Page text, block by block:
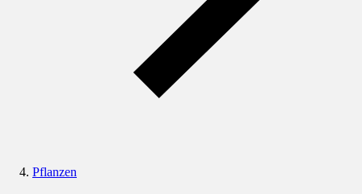
Pflanzen